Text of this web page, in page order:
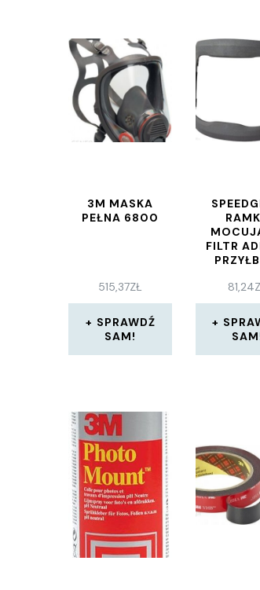
3M MASKA
PEŁNA 6800
515,37ZŁ
SPRAWDŹ
SAM!
FILTR
01
81,24